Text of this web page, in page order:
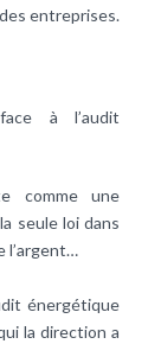
entreprises.
à l’audit
comme une
seule loi dans
l’argent…
énergétique
la direction a